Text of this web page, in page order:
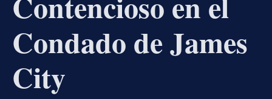
Condado de James
City